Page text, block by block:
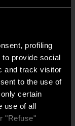
profiling
provide social
and track visitor
to the use of
certain
use of all
"Refuse"